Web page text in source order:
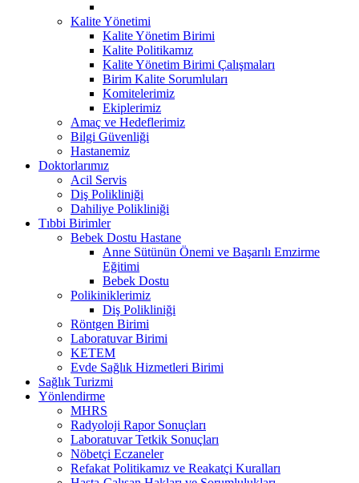
Kalite Yönetimi
Kalite Yönetim Birimi
Kalite Politikamız
Kalite Yönetim Birimi Çalışmaları
Birim Kalite Sorumluları
Komitelerimiz
Ekiplerimiz
Amaç ve Hedeflerimiz
Bilgi Güvenliği
Hastanemiz
Doktorlarımız
Acil Servis
Diş Polikliniği
Dahiliye Polikliniği
Tıbbi Birimler
Bebek Dostu Hastane
Anne Sütünün Önemi ve Başarılı Emzirme
Eğitimi
Bebek Dostu
Polikiniklerimiz
Diş Polikliniği
Röntgen Birimi
Laboratuvar Birimi
KETEM
Evde Sağlık Hizmetleri Birimi
Sağlık Turizmi
Yönlendirme
MHRS
Radyoloji Rapor Sonuçları
Laboratuvar Tetkik Sonuçları
Nöbetçi Eczaneler
Refakat Politikamız ve Reakatçi Kuralları